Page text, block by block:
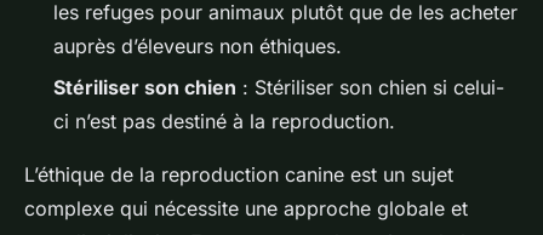
les refuges pour animaux plutôt que de les acheter
auprès d’éleveurs non éthiques.
Stériliser son chien : Stériliser son chien si celui-
ci n’est pas destiné à la reproduction.
L’éthique de la reproduction canine est un sujet
complexe qui nécessite une approche globale et